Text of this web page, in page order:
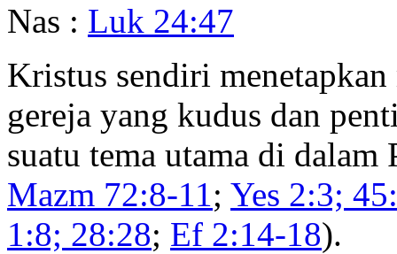
Nas : Luk 24:47
Kristus sendiri
gereja yang kudus dan
suatu tema utama di dalam
Mazm 72:8-11; Yes 2:3;
1:8; 28:28; Ef 2:14-18).